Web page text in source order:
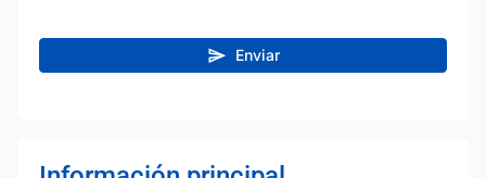
Enviar